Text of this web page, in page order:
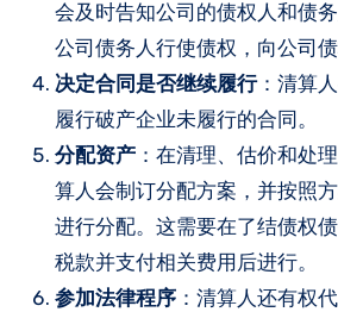
会及时告知公司的债权人和债
公司债务人行使债权，向公司债
决定合同是否继续履行：清算
履行破产企业未履行的合同。
分配资产：在清理、估价和处
算人会制订分配方案，并按照
进行分配。这需要在了结债权
税款并支付相关费用后进行。
参加法律程序：清算人还有权